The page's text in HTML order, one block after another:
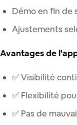
Démo en fin de
Ajustements
Avantages de
✅ Visibilité
✅ Flexibilité
✅ Pas de